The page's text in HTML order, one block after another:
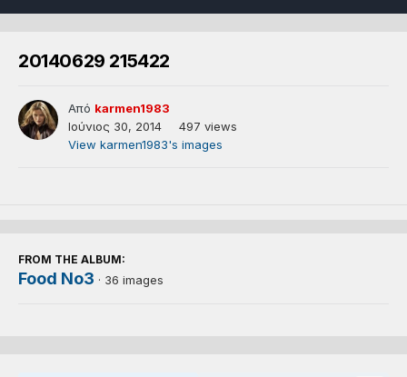
20140629 215422
Από karmen1983
Ιούνιος 30, 2014
497 views
View karmen1983's images
FROM THE ALBUM:
Food No3 · 36 images